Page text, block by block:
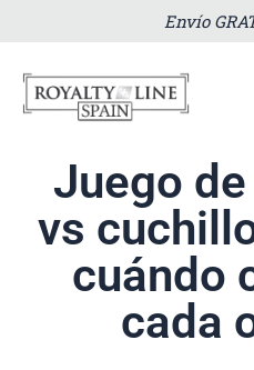
Envío
Juego
vs
cuándo
cada